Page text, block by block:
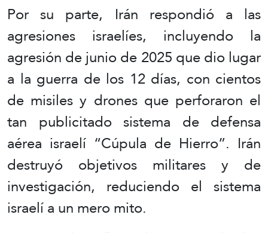
Por su parte, Irán respondió a las
agresiones israelíes, incluyendo la
agresión de junio de 2025 que dio lugar
a la guerra de los 12 días, con cientos
de misiles y drones que perforaron el
tan publicitado sistema de defensa
aérea israelí “Cúpula de Hierro”. Irán
destruyó objetivos militares y de
investigación, reduciendo el sistema
israelí a un mero mito.